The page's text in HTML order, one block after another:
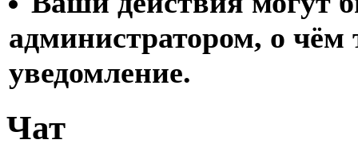
администратором, о
уведомление.
Чат